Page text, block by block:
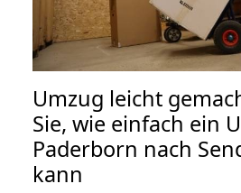
Umzug leicht
Sie, wie einfach ein
Paderborn nach
kann